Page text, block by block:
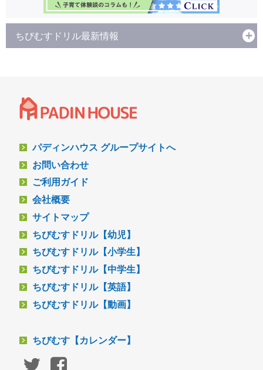
ちびむすドリル最新情報
パディンハウス グループサイトへ
お問い合わせ
ご利用ガイド
会社概要
サイトマップ
ちびむすドリル【幼児】
ちびむすドリル【小学生】
ちびむすドリル【中学生】
ちびむすドリル【英語】
ちびむすドリル【動画】
ちびむす【カレンダー】